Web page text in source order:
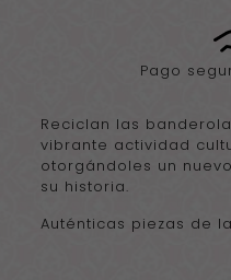
Pago
Reciclan las
vibrante actividad
otorgándoles un
su historia.
Auténticas piezas de